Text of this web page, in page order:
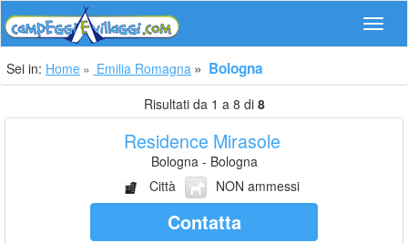
Sei in: Home Emilia Romagna Bologna
Risultati da 1 a 8 di 8
Residence Mirasole
Bologna - Bologna
Città
NON ammessi
Contatta